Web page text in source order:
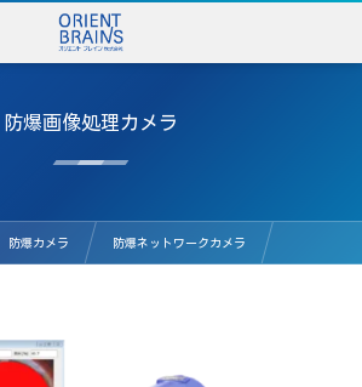
防爆画像処理カメラ
防爆カメラ 防爆ネットワークカメラ